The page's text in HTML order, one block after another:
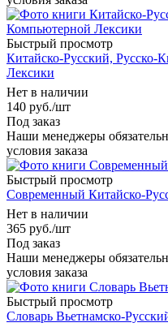
Быстрый просмотр
Китайско-Русский, Русско-
Лексики
Нет в наличии
140 руб./шт
Под заказ
Наши менеджеры
условия заказа
Быстрый просмотр
Современный Китайско-
Нет в наличии
365 руб./шт
Под заказ
Наши менеджеры
условия заказа
Быстрый просмотр
Словарь Вьетнамско-